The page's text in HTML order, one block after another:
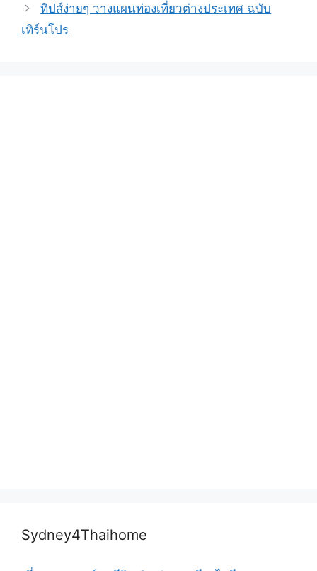
ทิปส์ง่ายๆ วางแผนท่องเที่ยวต่างประเทศ ฉบับ
เทิร์นโปร
Sydney4Thaihome